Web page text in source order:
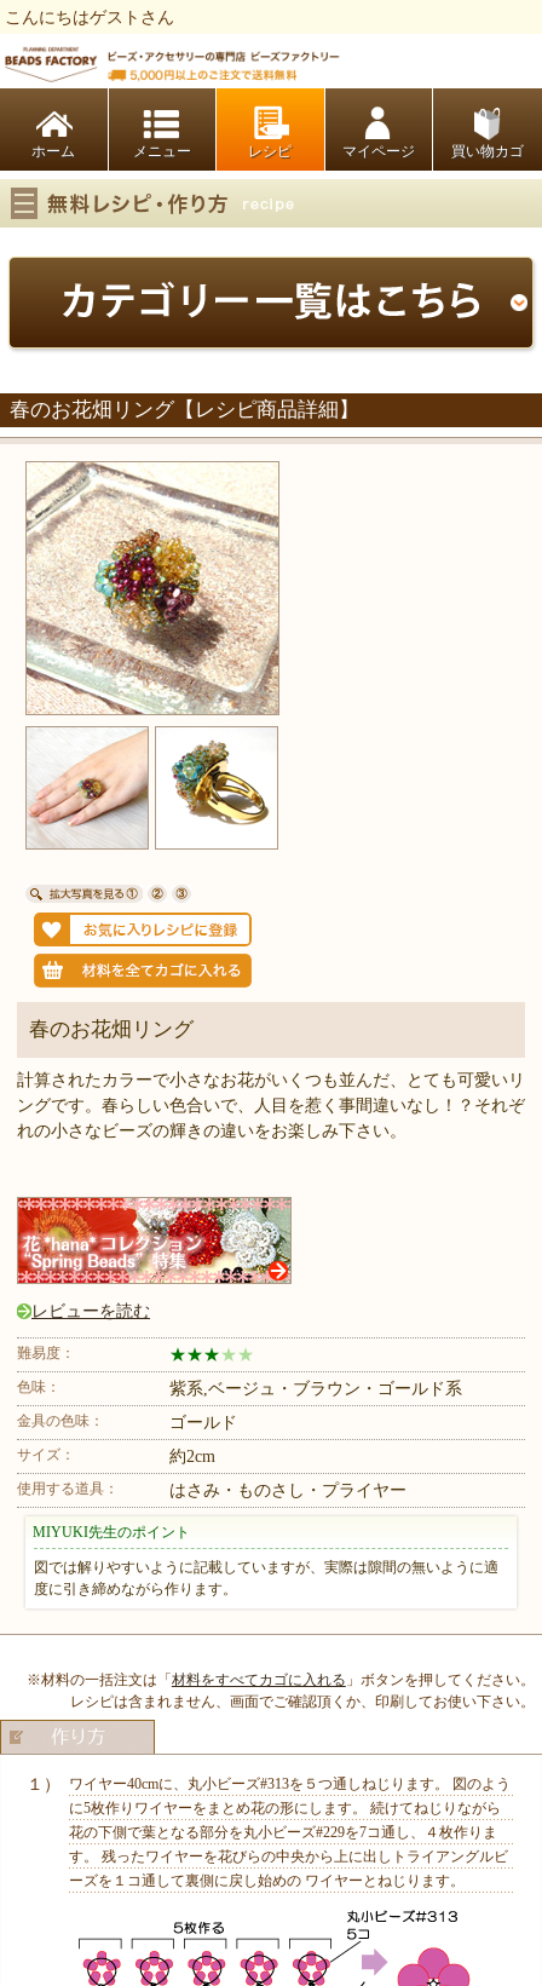
こんにちはゲストさん
ホーム レシピ マイページ 買い物カゴ
春のお花畑リング【レシピ商品詳細】
春のお花畑リング
計算されたカラーで小さなお花がいくつも並んだ、とても可愛いリ
ングです。春らしい色合いで、人目を惹く事間違いなし！？それぞ
れの小さなビーズの輝きの違いをお楽しみ下さい。
レビューを読む
難易度： ★★★ ★ ★
色味： 紫系,ベージュ・ブラウン・ゴールド系
金具の色味： ゴールド
サイズ： 約2cm
使用する道具： はさみ・ものさし・プライヤー
MIYUKI先生のポイント
図では解りやすいように記載していますが、実際は隙間の無いように適
度に引き締めながら作ります。
※材料の一括注文は「材料をすべてカゴに入れる 」ボタンを押してください。
レシピは含まれません、画面でご確認頂くか、印刷してお使い下さい。
１）
ワイヤー40cmに、丸小ビーズ#313を５つ通しねじります。 図のよう
に5枚作りワイヤーをまとめ花の形にします。 続けてねじりながら
花の下側で葉となる部分を丸小ビーズ#229を7コ通し、４枚作りま
す。 残ったワイヤーを花びらの中央から上に出しトライアングルビ
ーズを１コ通して裏側に戻し始めの ワイヤーとねじります。